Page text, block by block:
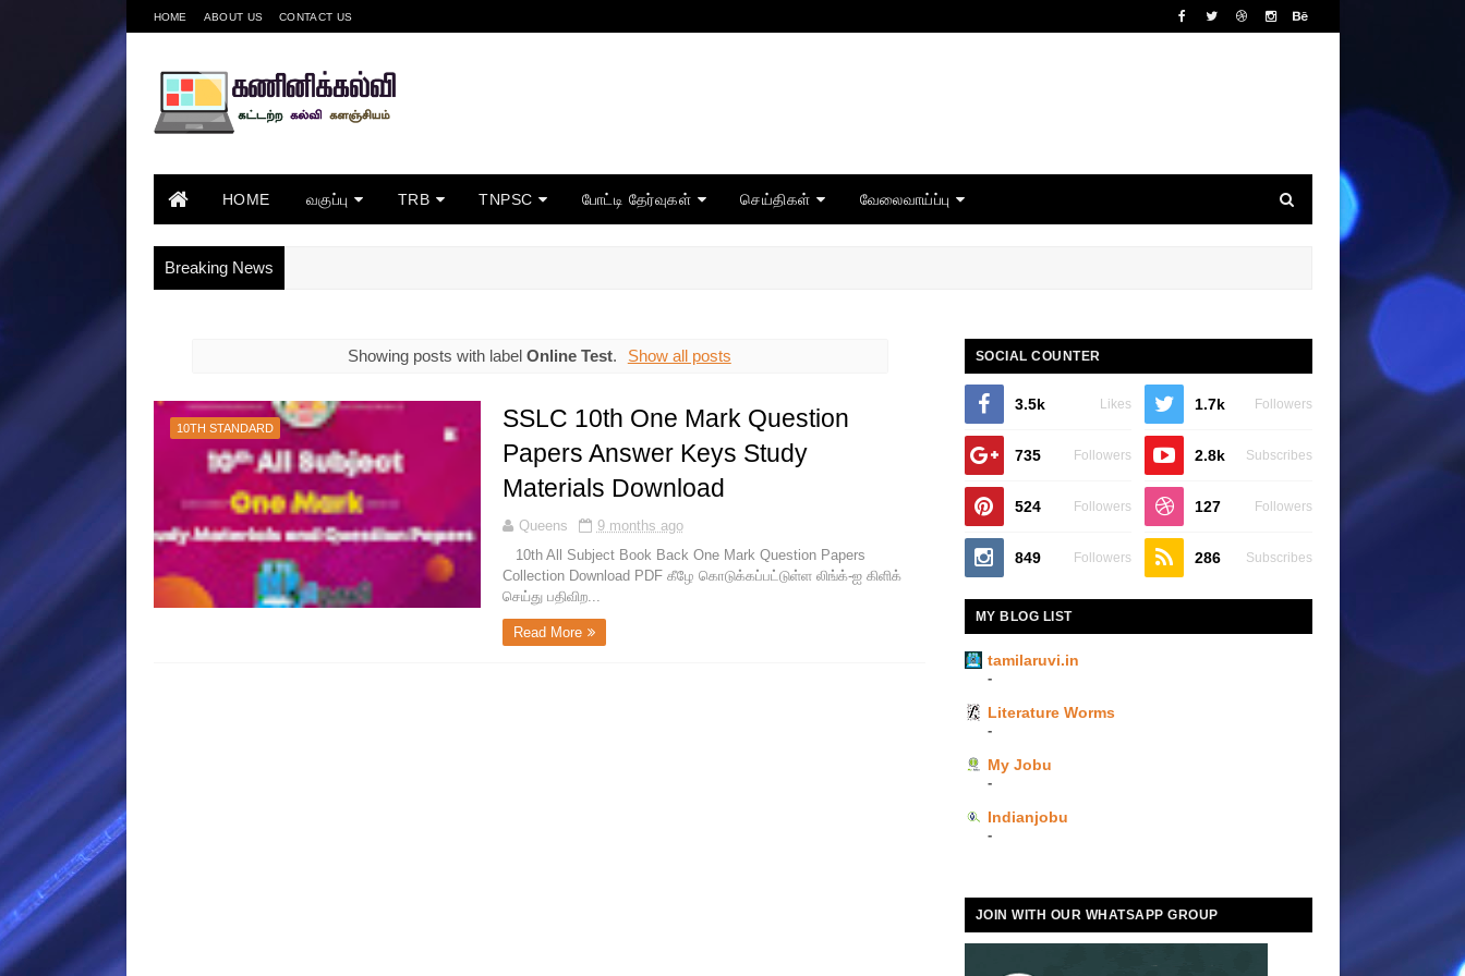
HOME ABOUT US CONTACT US
HOME வகுப்பு TRB TNPSC போட்டி தேர்வுகள் செய்திகள் வேலைவாய்ப்பு
Breaking News
Showing posts with label Online Test. Show all posts
10TH STANDARD
SSLC 10th One Mark Question
Papers Answer Keys Study
Materials Download
Queens
9 months ago
10th All Subject Book Back One Mark Question Papers
Collection Download PDF கீழே கொடுக்கப்பட்டுள்ள லிங்க்-ஐ கிளிக்
செய்து பதிவிற...
Read More
SOCIAL COUNTER
3.5k Likes 1.7k Followers
735 Followers 2.8k Subscribes
524 Followers 127 Followers
849 Followers 286 Subscribes
MY BLOG LIST
tamilaruvi.in
-
Literature Worms
-
My Jobu
-
Indianjobu
-
JOIN WITH OUR WHATSAPP GROUP